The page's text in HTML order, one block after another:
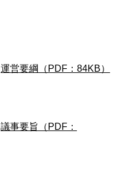
運営要綱（PDF：84KB）
議事要旨（PDF：